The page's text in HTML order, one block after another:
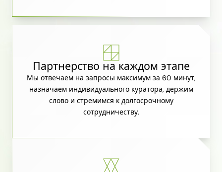
Партнерство на каждом этапе
Мы отвечаем на запросы максимум за 60 минут,
назначаем индивидуального куратора, держим
слово и стремимся к долгосрочному
сотрудничеству.